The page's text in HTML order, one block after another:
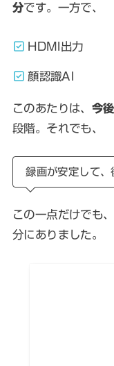
分です。一方で、
HDMI出力
顔認識AI
このあたりは、 今
段階。それでも、
録画が安定して、
この一点だけでも
分にありました。